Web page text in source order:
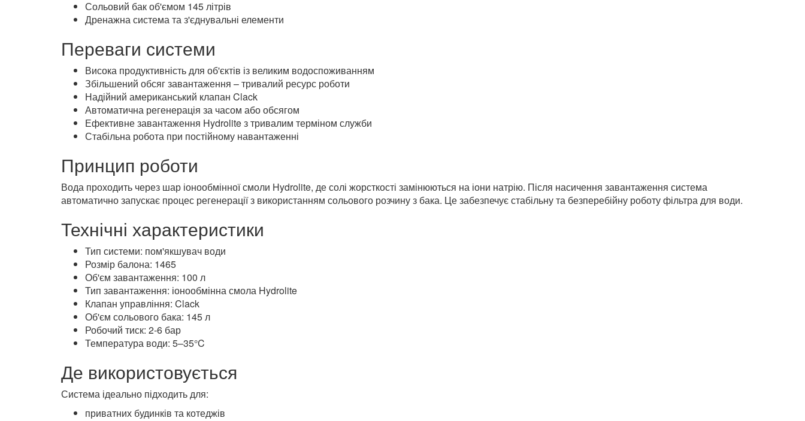
Комплектація
Іонообмінне завантаження Hydrolite — 100 літрів
Клапок управління Clack
Сольовий бак об'ємом 145 літрів
Дренажна система та з'єднувальні елементи
Переваги системи
Висока продуктивність для об'єктів із великим водоспоживанням
Надійний американський клапан Clack
Автоматична регенерація за часом або обсягом
Ефективне завантаження Hydrolite з тривалим терміном служби
Стабільна робота при постійному навантаженні
Принцип роботи
Вода проходить через шар іонообмінної смоли Hydrolite, де солі жорсткості замінюються на іони натрію. Після насичення завантаження система
автоматично запускає процес регенерації з використанням сольового розчину з бака. Це забезпечує стабільну та безперебійну роботу фільтра для води.
Технічні характеристики
Тип системи: пом'якшувач води
Розмір балона: 1465
Об'єм завантаження: 100 л
Клапан управління: Clack
Об'єм сольового бака: 145 л
Робочий тиск: 2-6 бар
Температура води: 5–35°C